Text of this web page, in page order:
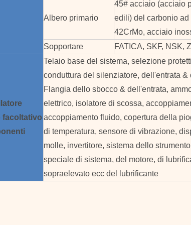
Albero primario
45# acciaio (acciaio
edili) del carbonio ad
42CrMo, acciaio
Sopportare
FATICA, SKF, NSK,
facoltativo
Telaio base del sistema, selezione
conduttura del silenziatore, dell'entrata &
Flangia dello sbocco & dell'entrata,
elettrico, isolatore di scossa,
accoppiamento fluido, copertura della
di temperatura, sensore di vibrazione,
molle, invertitore, sistema dello
speciale di sistema, del motore, di
sopraelevato ecc del lubrificante